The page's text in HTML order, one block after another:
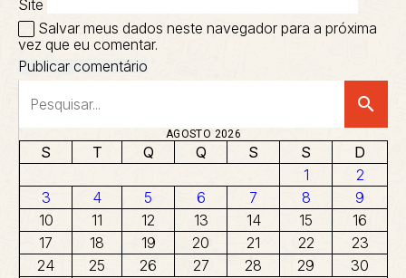
Site
Salvar meus dados neste navegador para a próxima
vez que eu comentar.
search
AGOSTO 2026
S T Q Q S S
D
1
2
3
4 5 6 7 8
9
10
11 12 13 14 15
16
17
18 19 20 21 22
23
24
25 26 27 28 29
30